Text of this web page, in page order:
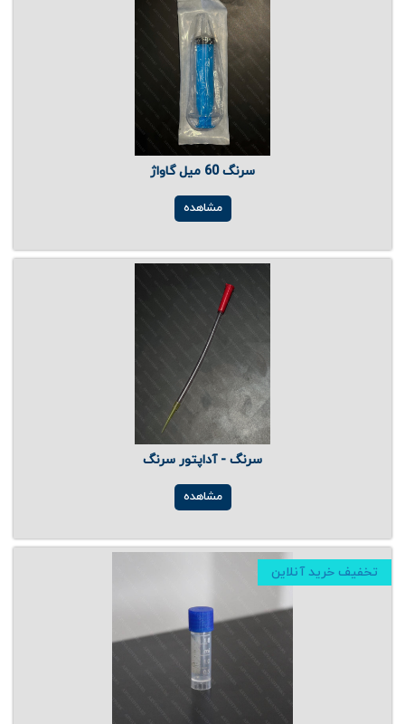
سرنگ 60 میل گاواژ
مشاهده
سرنگ - آداپتور سرنگ
مشاهده
تخفیف خرید آنلاین